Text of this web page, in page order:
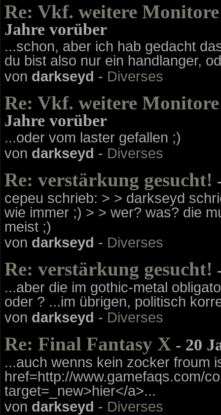
Re: Vkf. weitere
Jahre vorüber
...schon, aber ich hab gedacht
du bist also nur ein handlanger,
von darkseyd - Diverses
Re: Vkf. weitere
Jahre vorüber
...oder vom laster gefallen ;)
von darkseyd - Diverses
Re: verstärkung gesucht!
cepeu schrieb: > > darkseyd
wie immer ;) > > wer? was? die
meist ;)
von darkseyd - Diverses
Re: verstärkung gesucht!
...aber die im gothic-metal
oder ? ...im übrigen, politisch
von darkseyd - Diverses
Re: Final Fantasy X - 20
...auch wenns kein zocker froum
href=http://www.gamefaqs.com/
target=_new>hier</a>...
von darkseyd - Diverses